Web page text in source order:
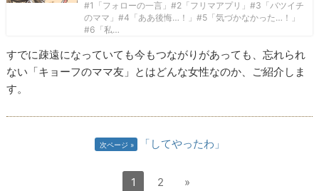
#1「フォローの一言」#2「フリマアプリ」#3「バツイチ
のママ」#4「ああ後悔…！」#5「気づかなかった…！」
#6「私…
すでに疎遠になっていても今もつながりがあっても、忘れられ
ない「キョーフのママ友」とはどんな女性なのか、ご紹介しま
す。
次ページ 「してやったわ」
1 2 »